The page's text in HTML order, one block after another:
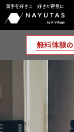
苦手を好きに 好きが得意に